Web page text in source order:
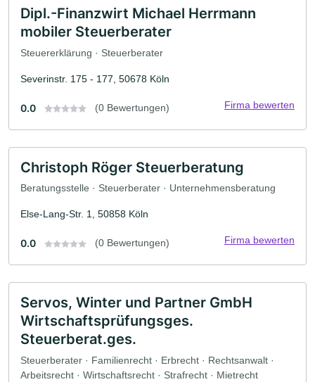
Dipl.-Finanzwirt Michael Herrmann
mobiler Steuerberater
Steuererklärung · Steuerberater
Severinstr. 175 - 177, 50678 Köln
0.0 (0 Bewertungen) Firma bewerten
Christoph Röger Steuerberatung
Beratungsstelle · Steuerberater · Unternehmensberatung
Else-Lang-Str. 1, 50858 Köln
0.0 (0 Bewertungen) Firma bewerten
Servos, Winter und Partner GmbH
Wirtschaftsprüfungsges.
Steuerberat.ges.
Steuerberater · Familienrecht · Erbrecht · Rechtsanwalt ·
Arbeitsrecht · Wirtschaftsrecht · Strafrecht · Mietrecht